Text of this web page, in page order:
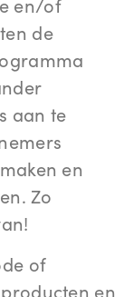
de
aan te
en
Zo
of
en